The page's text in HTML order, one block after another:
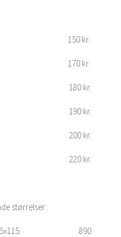
150 kr.
170 kr.
180 kr.
190 kr.
200 kr.
220 kr.
størrelser:
og 115x115 890